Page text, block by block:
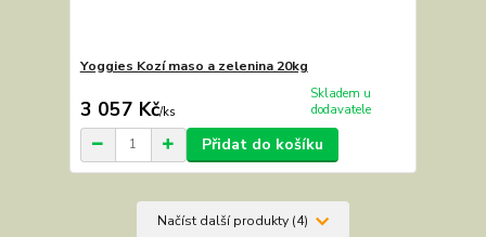
Yoggies Kozí maso a zelenina 20kg
3 057 Kč/ks
Skladem u
dodavatele
Přidat do košíku
Načíst další produkty (4)